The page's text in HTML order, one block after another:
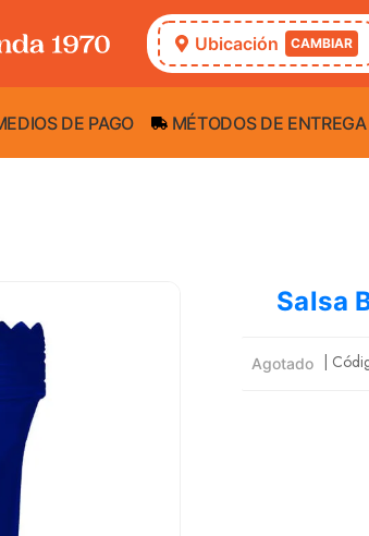
Ubicación CAMBIAR
DE PAGO MÉTODOS DE ENTREGA
Salsa
Agotado |